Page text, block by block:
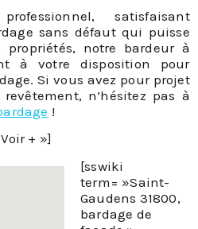
satisfaisant
sans défaut qui puisse
propriétés, notre bardeur à
à votre disposition pour
Si vous avez pour projet
n’hésitez pas à
!
+ »]
[sswiki
term= »Saint-
Gaudens 31800,
bardage de